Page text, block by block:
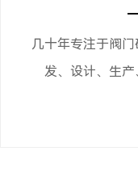
几十年专注于阀
发、设计、生